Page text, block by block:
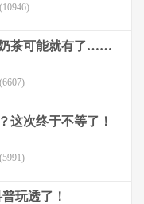
茶可能就有了……
这次终于不等了！
玩透了！